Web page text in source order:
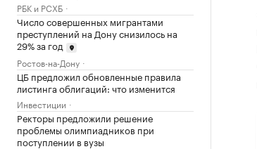
РБК и РСХБ
Число совершенных мигрантами
преступлений на Дону снизилось на
29% за год
Ростов-на-Дону
ЦБ предложил обновленные правила
листинга облигаций: что изменится
Инвестиции
Ректоры предложили решение
проблемы олимпиадников при
поступлении в вузы